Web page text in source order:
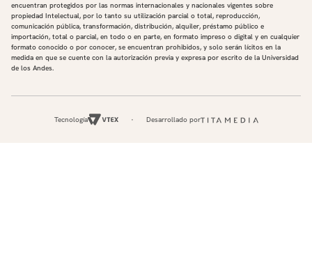
encuentran protegidos por las normas internacionales y nacionales vigentes sobre
propiedad Intelectual, por lo tanto su utilización parcial o total, reproducción,
comunicación pública, transformación, distribución, alquiler, préstamo público e
importación, total o parcial, en todo o en parte, en formato impreso o digital y en cualquier
formato conocido o por conocer, se encuentran prohibidos, y solo serán lícitos en la
medida en que se cuente con la autorización previa y expresa por escrito de la Universidad
de los Andes.
Tecnología Desarrollado por